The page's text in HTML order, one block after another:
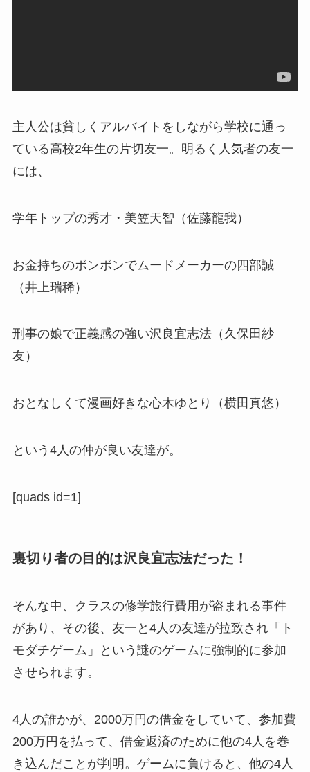
主人公は貧しくアルバイトをしながら学校に通っ
ている高校2年生の片切友一。明るく人気者の友一
には、
学年トップの秀才・美笠天智（佐藤龍我）
お金持ちのボンボンでムードメーカーの四部誠
（井上瑞稀）
刑事の娘で正義感の強い沢良宜志法（久保田紗
友）
おとなしくて漫画好きな心木ゆとり（横田真悠）
という4人の仲が良い友達が。
[quads id=1]
裏切り者の目的は沢良宜志法だった！
そんな中、クラスの修学旅行費用が盗まれる事件
があり、その後、友一と4人の友達が拉致され「ト
モダチゲーム」という謎のゲームに強制的に参加
させられます。
4人の誰かが、2000万円の借金をしていて、参加費
200万円を払って、借金返済のために他の4人を巻
き込んだことが判明。ゲームに負けると、他の4人